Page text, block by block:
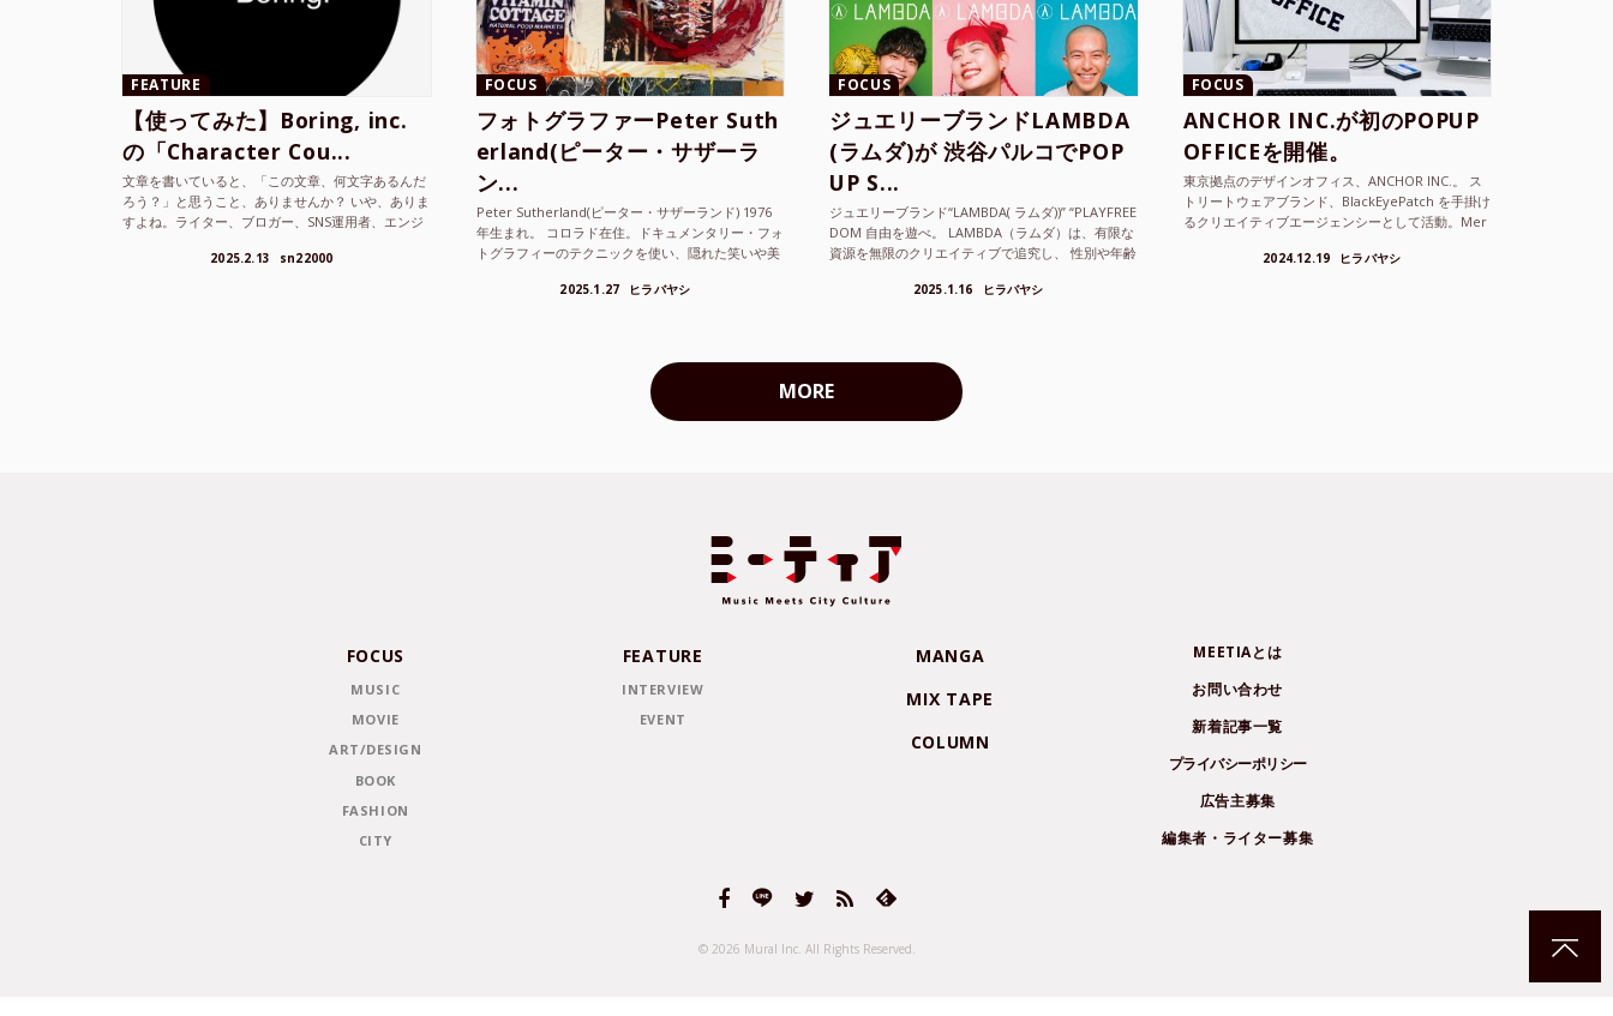
FEATURE
【使ってみた】Boring, inc.
の「Character Cou...
文章を書いていると、「この文章、何文字あるんだ
ろう？」と思うこと、ありませんか？ いや、ありま
すよね。ライター、ブロガー、SNS運用者、エンジ
2025.2.13 sn22000
FOCUS
フォトグラファーPeter Suth
erland(ピーター・サザーラ
ン...
Peter Sutherland(ピーター・サザーランド) 1976
年生まれ。 コロラド在住。ドキュメンタリー・フォ
トグラフィーのテクニックを使い、隠れた笑いや美
2025.1.27 ヒラバヤシ
FOCUS
ジュエリーブランドLAMBDA
(ラムダ)が 渋谷パルコでPOP
UP S...
ジュエリーブランド“LAMBDA( ラムダ))” “PLAYFREE
DOM 自由を遊べ。 LAMBDA（ラムダ）は、有限な
資源を無限のクリエイティブで追究し、 性別や年齢
2025.1.16 ヒラバヤシ
FOCUS
ANCHOR INC.が初のPOPUP
OFFICEを開催。
東京拠点のデザインオフィス、ANCHOR INC.。 ス
トリートウェアブランド、BlackEyePatch を手掛け
るクリエイティブエージェンシーとして活動。Mer
2024.12.19 ヒラバヤシ
MORE
FOCUS
MUSIC
MOVIE
ART/DESIGN
BOOK
FASHION
CITY
FEATURE
INTERVIEW
EVENT
MANGA
MIX TAPE
COLUMN
MEETIAとは
お問い合わせ
新着記事一覧
プライバシーポリシー
広告主募集
編集者・ライター募集
© 2026 Mural Inc. All Rights Reserved.